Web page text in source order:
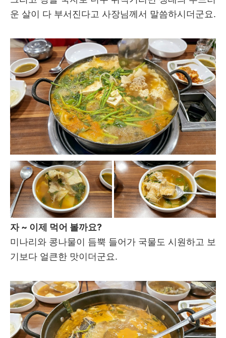
운 살이 다 부서진다고 사장님께서 말씀하시더군요.
자 ~ 이제 먹어 볼까요?
미나리와 콩나물이 듬뿍 들어가 국물도 시원하고 보
기보다 얼큰한 맛이더군요.